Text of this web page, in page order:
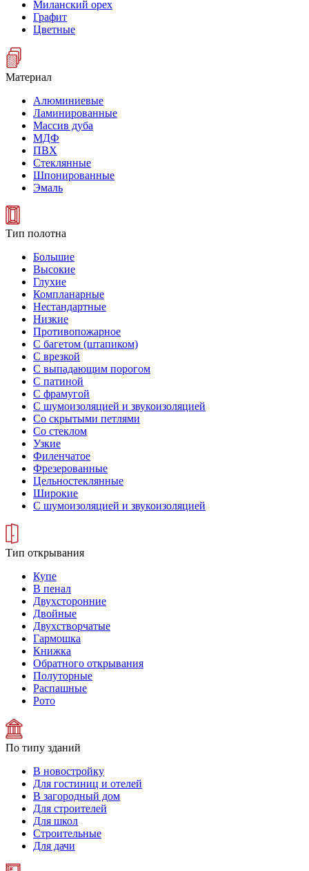
Миланский орех
Графит
Цветные
Материал
Алюминиевые
Ламинированные
Массив дуба
МДФ
ПВХ
Стеклянные
Шпонированные
Эмаль
Тип полотна
Большие
Высокие
Глухие
Компланарные
Нестандартные
Низкие
Противопожарное
С багетом (штапиком)
С врезкой
С выпадающим порогом
С патиной
С фрамугой
С шумоизоляцией и звукоизоляцией
Со скрытыми петлями
Со стеклом
Узкие
Филенчатое
Фрезерованные
Цельностеклянные
Широкие
С шумоизоляцией и звукоизоляцией
Тип открывания
Купе
В пенал
Двухсторонние
Двойные
Двухстворчатые
Гармошка
Книжка
Обратного открывания
Полуторные
Распашные
Рото
По типу зданий
В новостройку
Для гостиниц и отелей
В загородный дом
Для строителей
Для школ
Строительные
Для дачи